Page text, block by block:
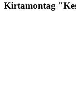
Kirtamontag